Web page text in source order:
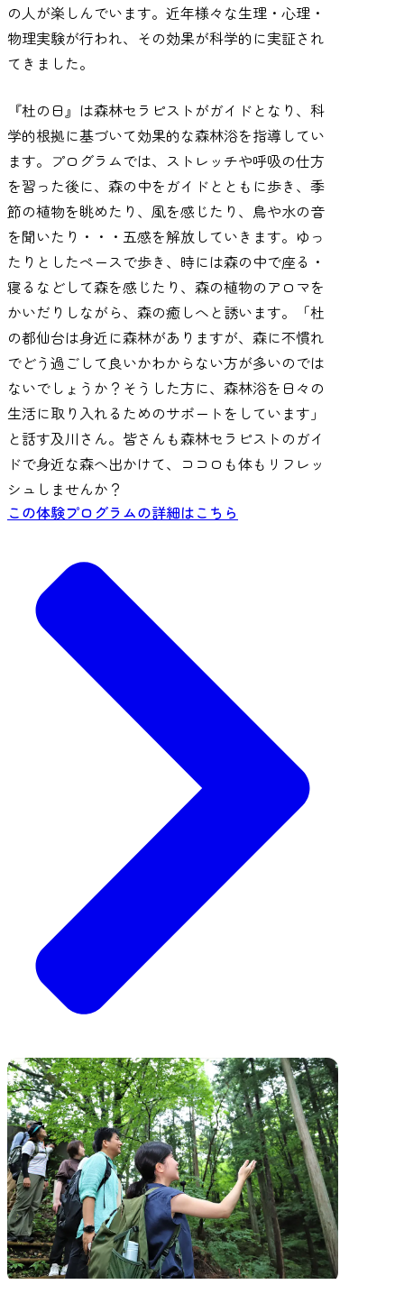
の人が楽しんでいます。近年様々な生理・心理・
物理実験が行われ、その効果が科学的に実証され
てきました。
『杜の日』は森林セラピストがガイドとなり、科
学的根拠に基づいて効果的な森林浴を指導してい
ます。プログラムでは、ストレッチや呼吸の仕方
を習った後に、森の中をガイドとともに歩き、季
節の植物を眺めたり、風を感じたり、鳥や水の音
を聞いたり・・・五感を解放していきます。ゆっ
たりとしたペースで歩き、時には森の中で座る・
寝るなどして森を感じたり、森の植物のアロマを
かいだりしながら、森の癒しへと誘います。「杜
の都仙台は身近に森林がありますが、森に不慣れ
でどう過ごして良いかわからない方が多いのでは
ないでしょうか？そうした方に、森林浴を日々の
生活に取り入れるためのサポートをしています」
と話す及川さん。皆さんも森林セラピストのガイ
ドで身近な森へ出かけて、ココロも体もリフレッ
シュしませんか？
この体験プログラムの詳細はこちら